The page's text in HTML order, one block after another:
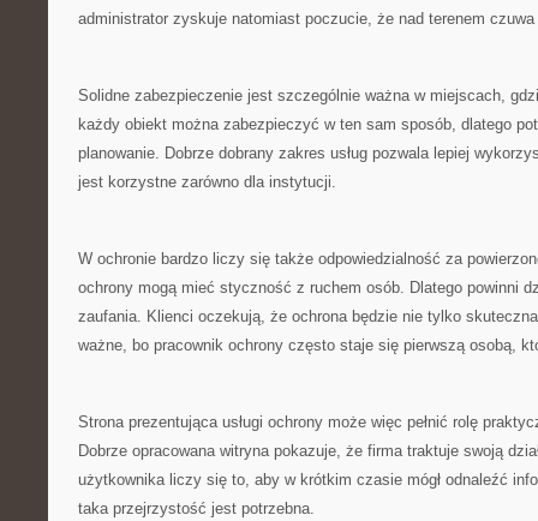
administrator zyskuje natomiast poczucie, że nad terenem
Solidne zabezpieczenie jest szczególnie ważna w miejscach,
każdy obiekt można zabezpieczyć w ten sam sposób, dlatego
planowanie. Dobrze dobrany zakres usług pozwala lepiej
jest korzystne zarówno dla instytucji.
W ochronie bardzo liczy się także odpowiedzialność za
ochrony mogą mieć styczność z ruchem osób. Dlatego powinni
zaufania. Klienci oczekują, że ochrona będzie nie tylko
ważne, bo pracownik ochrony często staje się pierwszą osobą,
Strona prezentująca usługi ochrony może więc pełnić rolę
Dobrze opracowana witryna pokazuje, że firma traktuje swoją
użytkownika liczy się to, aby w krótkim czasie mógł odnaleźć
taka przejrzystość jest potrzebna.